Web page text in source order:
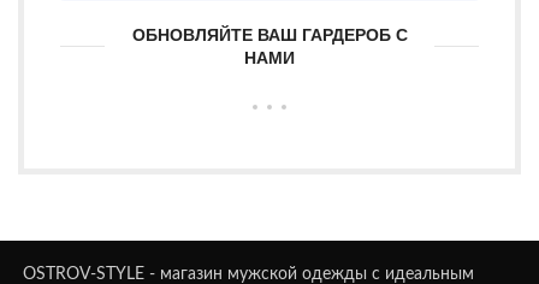
ОБНОВЛЯЙТЕ ВАШ ГАРДЕРОБ С
НАМИ
OSTROV-STYLE - магазин мужской одежды с идеальным